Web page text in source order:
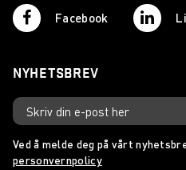
Facebook
NYHETSBREV
Ved å melde deg på vårt
personvernpolicy